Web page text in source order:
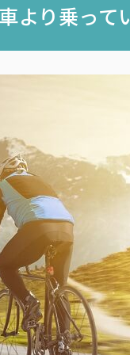
より乗っ